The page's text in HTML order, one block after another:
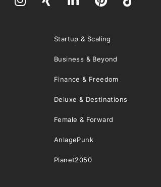
Startup & Scaling
Business & Beyond
Finance & Freedom
Deluxe & Destinations
Female & Forward
AnlagePunk
Planet2050